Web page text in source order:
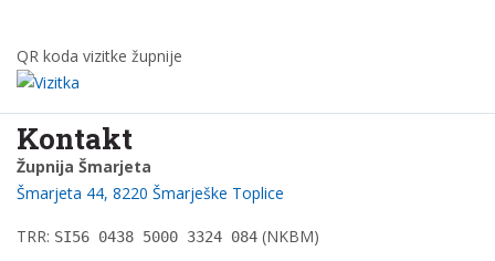
QR koda vizitke župnije
Kontakt
Župnija Šmarjeta
Šmarjeta 44, 8220 Šmarješke Toplice
TRR: SI56 0438 5000 3324 084 (NKBM)